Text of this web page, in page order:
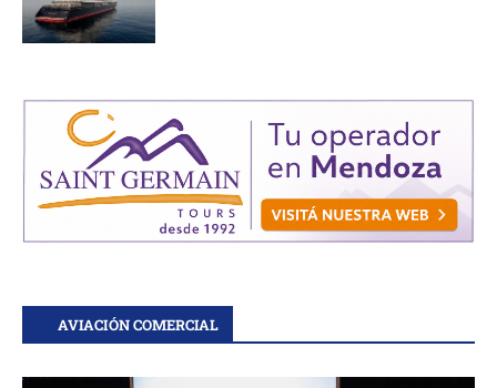
AVIACIÓN COMERCIAL